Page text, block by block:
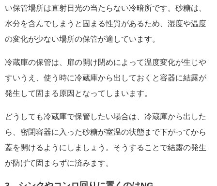
い保管場所は直射日光の当たらない冷暗所です。砂糖は、
水分を含んでしまうと固まる性質があるため、湿度や温度
の変化が少ない場所の保管が適しています。
冷蔵庫の保管は、扉の開け閉めによって温度変化が生じや
すいうえ、使う時に冷蔵庫から出しておくと容器に結露が
発生して固まる原因となってしまいます。
どうしても冷蔵庫で保管したい場合は、冷蔵庫から出した
ら、密閉容器に入った砂糖が室温の状態まで下がってから
蓋を開けるようにしましょう。そうすることで結露の発生
が防げて固まらずに済みます。